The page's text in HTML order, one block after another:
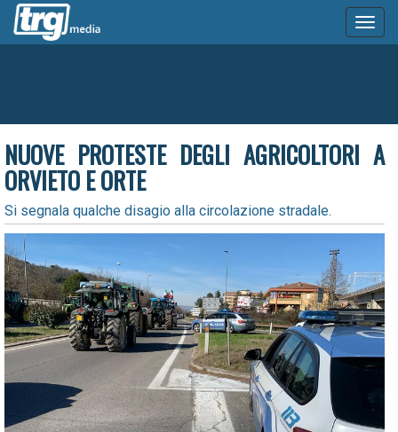
NUOVE PROTESTE DEGLI AGRICOLTORI A
ORVIETO E ORTE
Si segnala qualche disagio alla circolazione stradale.